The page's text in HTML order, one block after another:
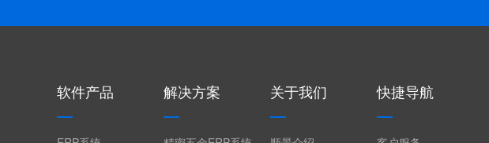
软件产品 解决方案 关于我们 快捷导航